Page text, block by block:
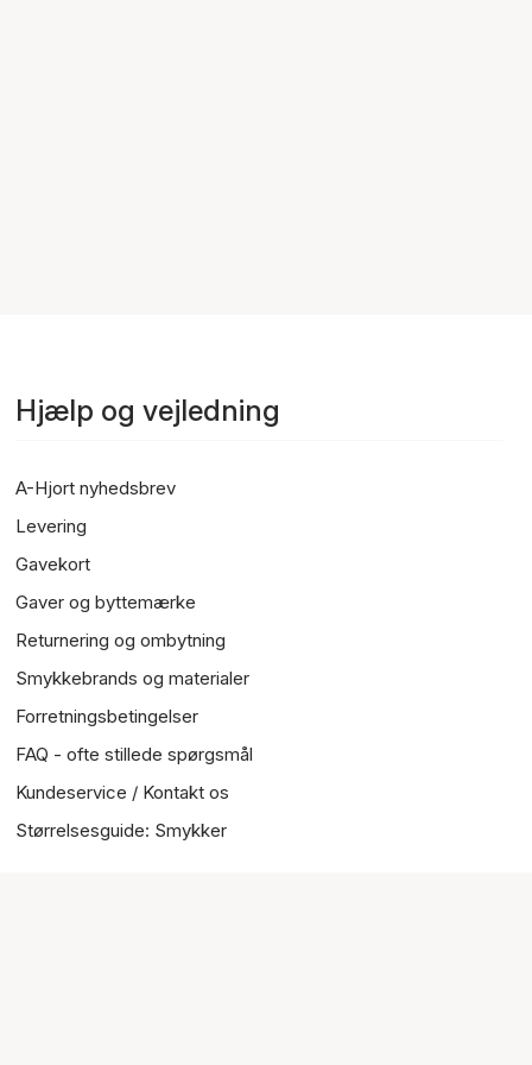
Hjælp og vejledning
A-Hjort nyhedsbrev
Levering
Gavekort
Gaver og byttemærke
Returnering og ombytning
Smykkebrands og materialer
Forretningsbetingelser
FAQ - ofte stillede spørgsmål
Kundeservice / Kontakt os
Størrelsesguide: Smykker